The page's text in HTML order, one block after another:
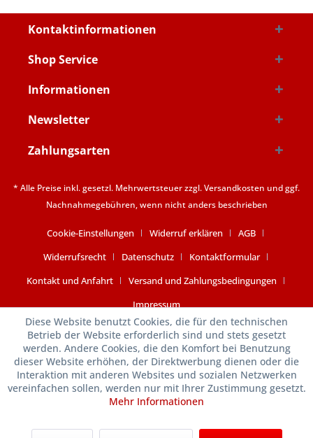
Kontaktinformationen
Shop Service
Informationen
Newsletter
Zahlungsarten
* Alle Preise inkl. gesetzl. Mehrwertsteuer zzgl.Versandkosten und ggf.
Nachnahmegebühren, wenn nicht anders beschrieben
Cookie-Einstellungen Widerruf erklären
AGB
Widerrufsrecht
Datenschutz
Kontaktformular
Kontakt und Anfahrt
Versand und Zahlungsbedingungen
Impressum
Diese Website benutzt Cookies, die für den technischen
Betrieb der Website erforderlich sind und stets gesetzt
werden. Andere Cookies, die den Komfort bei Benutzung
dieser Website erhöhen, der Direktwerbung dienen oder die
Interaktion mit anderen Websites und sozialen Netzwerken
vereinfachen sollen, werden nur mit Ihrer Zustimmung gesetzt.
Mehr Informationen